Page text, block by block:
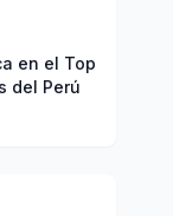
en el Top
del Perú